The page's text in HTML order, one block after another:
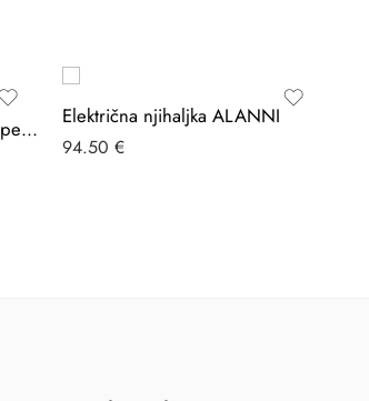
BEBESTARS autosjedalica i-Apex i-Size 360° Električna njihaljka ALANNI
94.50 €